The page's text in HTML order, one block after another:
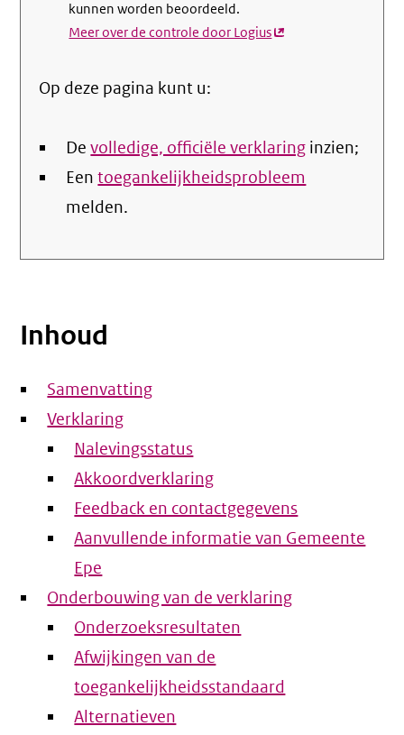
kunnen worden beoordeeld.
Meer over de controle door Logius(externe
Op deze pagina kunt u:
Devolledige, officiële verklaring inzien;
Eentoegankelijkheidsprobleem
melden.
Inhoud
Samenvatting
Verklaring
Nalevingsstatus
Akkoordverklaring
Feedback en contactgegevens
Aanvullende informatie van Gemeente
Epe
Onderbouwing van de verklaring
Onderzoeksresultaten
Afwijkingen van de
toegankelijkheidsstandaard
Alternatieven